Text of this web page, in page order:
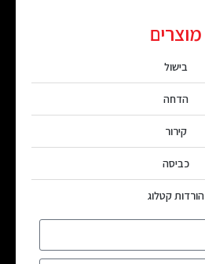
מוצרים
בישול
הדחה
קירור
כביסה
הורדות קטלוג